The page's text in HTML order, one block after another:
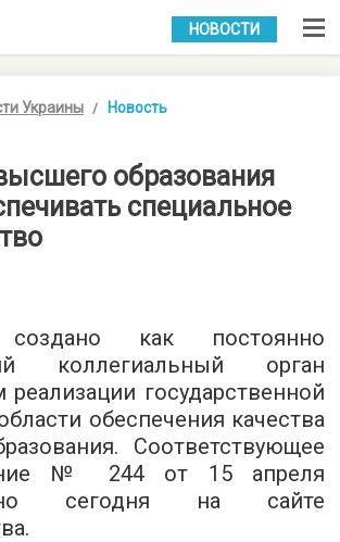
УКР РУС
НОВОСТИ
Украины Новость
образования
специальное
создано как постоянно
коллегиальный орган
государственной
обеспечения качества
Соответствующее
№ 244 от 15 апреля
сегодня на сайте